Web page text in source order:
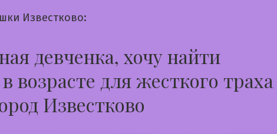
Известково:
девченка, хочу найти
возрасте для жесткого траха
Известково